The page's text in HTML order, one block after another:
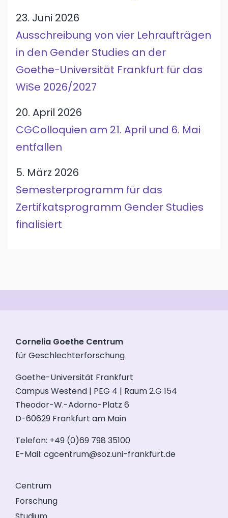
23. Juni 2026
Ausschreibung von vier Lehraufträgen
in den Gender Studies an der
Goethe-Universität Frankfurt für das
WiSe 2026/2027
20. April 2026
CGColloquien am 21. April und 6. Mai
entfallen
5. März 2026
Semesterprogramm für das
Zertifkatsprogramm Gender Studies
finalisiert
Cornelia Goethe Centrum
für Geschlechterforschung
Goethe-Universität Frankfurt
Campus Westend | PEG 4 | Raum 2.G 154
Theodor-W.-Adorno-Platz 6
D-60629 Frankfurt am Main
Telefon: +49 (0)69 798 35100
E-Mail: cgcentrum@soz.uni-frankfurt.de
Centrum
Forschung